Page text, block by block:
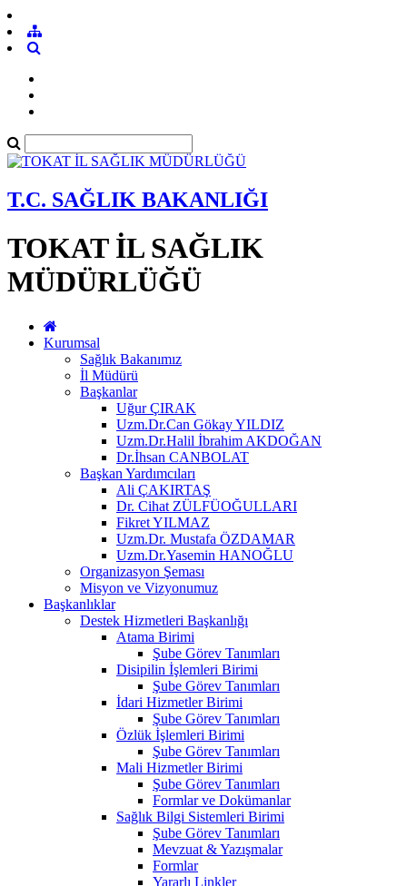
T.C. SAĞLIK BAKANLIĞI
TOKAT İL SAĞLIK
MÜDÜRLÜĞÜ
Kurumsal
Sağlık Bakanımız
İl Müdürü
Başkanlar
Uğur ÇIRAK
Uzm.Dr.Can Gökay YILDIZ
Uzm.Dr.Halil İbrahim AKDOĞAN
Dr.İhsan CANBOLAT
Başkan Yardımcıları
Ali ÇAKIRTAŞ
Dr. Cihat ZÜLFÜOĞULLARI
Fikret YILMAZ
Uzm.Dr. Mustafa ÖZDAMAR
Uzm.Dr.Yasemin HANOĞLU
Organizasyon Şeması
Misyon ve Vizyonumuz
Başkanlıklar
Destek Hizmetleri Başkanlığı
Atama Birimi
Şube Görev Tanımları
Disipilin İşlemleri Birimi
Şube Görev Tanımları
İdari Hizmetler Birimi
Şube Görev Tanımları
Özlük İşlemleri Birimi
Şube Görev Tanımları
Mali Hizmetler Birimi
Şube Görev Tanımları
Formlar ve Dokümanlar
Sağlık Bilgi Sistemleri Birimi
Şube Görev Tanımları
Mevzuat & Yazışmalar
Formlar
Yararlı Linkler